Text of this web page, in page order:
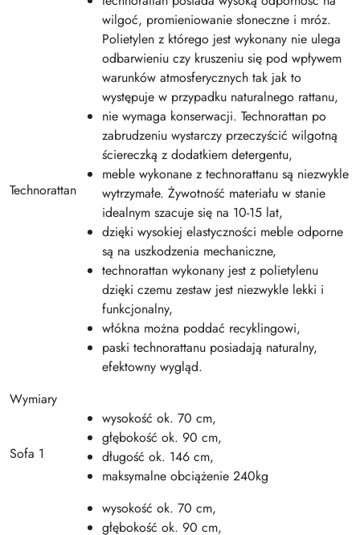
Technorattan
wilgoć, promieniowanie słoneczne i mróz.
Polietylen z którego jest wykonany nie ulega
odbarwieniu czy kruszeniu się pod wpływem
warunków atmosferycznych tak jak to
występuje w przypadku naturalnego rattanu,
nie wymaga konserwacji. Technorattan po
zabrudzeniu wystarczy przeczyścić wilgotną
ściereczką z dodatkiem detergentu,
meble wykonane z technorattanu są niezwykle
wytrzymałe. Żywotność materiału w stanie
idealnym szacuje się na 10-15 lat,
dzięki wysokiej elastyczności meble odporne
są na uszkodzenia mechaniczne,
technorattan wykonany jest z polietylenu
dzięki czemu zestaw jest niezwykle lekki i
funkcjonalny,
włókna można poddać recyklingowi,
paski technorattanu posiadają naturalny,
efektowny wygląd.
Wymiary
Sofa 1
wysokość ok. 70 cm,
głębokość ok. 90 cm,
długość ok. 146 cm,
maksymalne obciążenie 240kg
wysokość ok. 70 cm,
głębokość ok. 90 cm,